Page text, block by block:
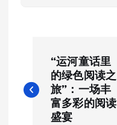
章
“运河童话里
的绿色阅读之
旅”：一场丰
富多彩的阅读
盛宴